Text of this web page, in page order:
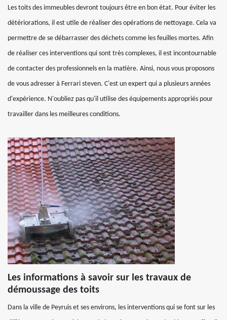
Les toits des immeubles devront toujours être en bon état. Pour éviter les
détériorations, il est utile de réaliser des opérations de nettoyage. Cela va
permettre de se débarrasser des déchets comme les feuilles mortes. Afin
de réaliser ces interventions qui sont très complexes, il est incontournable
de contacter des professionnels en la matière. Ainsi, nous vous proposons
de vous adresser à Ferrari steven. C'est un expert qui a plusieurs années
d'expérience. N'oubliez pas qu'il utilise des équipements appropriés pour
travailler dans les meilleures conditions.
Les informations à savoir sur les travaux de
démoussage des toits
Dans la ville de Peyruis et ses environs, les interventions qui se font sur les